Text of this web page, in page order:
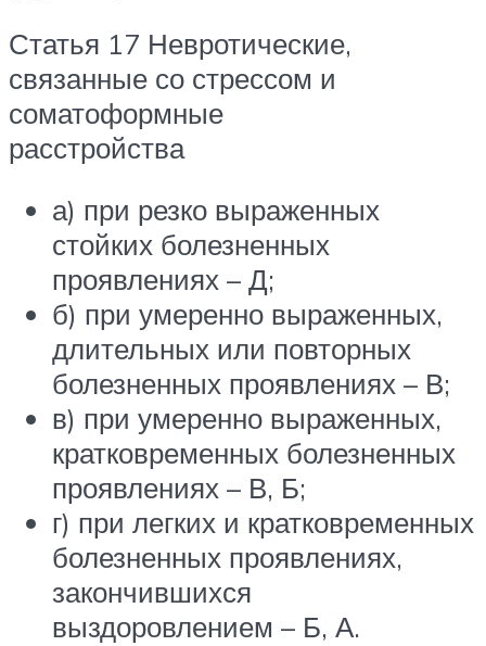
Статья 17 Невротические,
связанные со стрессом и
соматоформные
расстройства
а) при резко выраженных
стойких болезненных
проявлениях – Д;
б) при умеренно выраженных,
длительных или повторных
болезненных проявлениях – В;
в) при умеренно выраженных,
кратковременных болезненных
проявлениях – В, Б;
г) при легких и кратковременных
болезненных проявлениях,
закончившихся
выздоровлением – Б, А.